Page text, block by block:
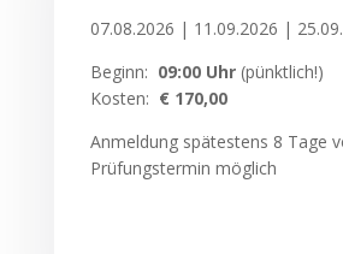
07.08.2026 | 11.09.2026 |
Beginn: 09:00 Uhr (pünktlich!)
Kosten: € 170,00
Anmeldung spätestens 8 Tage
Prüfungstermin möglich